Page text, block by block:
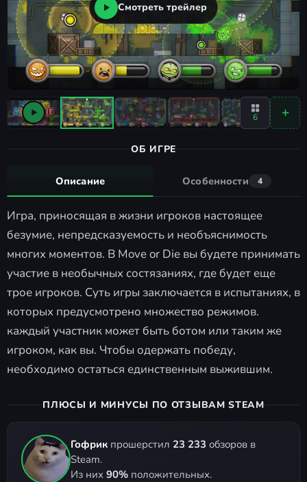
Смотреть трейлер
6
ОБ ИГРЕ
Описание Особенности 4
Игра, приносящая в жизни игроков настоящее
безумие, непредсказуемость и необъяснимость
многих моментов. В Move or Die вы будете принимать
участие в необычных состязаниях, где будет еще
трое игроков. Суть игры заключается в испытаниях, в
которых предусмотрено множество режимов.
каждый участник может быть ботом или таким же
игроком, как вы. Чтобы одержать победу,
необходимо остаться единственным выжившим.
ПЛЮСЫ И МИНУСЫ ПО ОТЗЫВАМ STEAM
Гофрик прошерстил 23 233 обзоров в
Steam.
Из них 90% положительных.